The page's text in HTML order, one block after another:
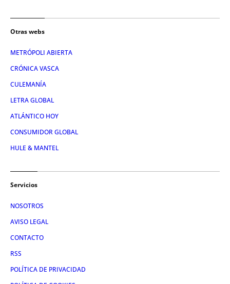
Otras webs
METRÓPOLI ABIERTA
CRÓNICA VASCA
CULEMANÍA
LETRA GLOBAL
ATLÁNTICO HOY
CONSUMIDOR GLOBAL
HULE & MANTEL
Servicios
NOSOTROS
AVISO LEGAL
CONTACTO
RSS
POLÍTICA DE PRIVACIDAD